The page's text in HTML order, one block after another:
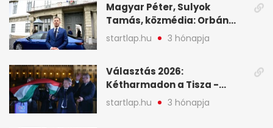
Magyar Péter, Sulyok
Tamás, közmédia: Orbán
Viktor április 13. óta hallgat,
közben pörögnek az
startlap.hu 3 hónapja
Választás 2026:
Kétharmadon a Tisza -
mutatjuk, hogyan alakulnak
a mandátumok
startlap.hu 3 hónapja